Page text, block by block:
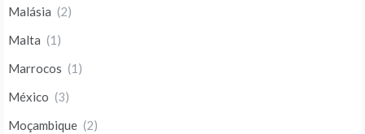
Malásia (2)
Malta (1)
Marrocos (1)
México (3)
Moçambique (2)